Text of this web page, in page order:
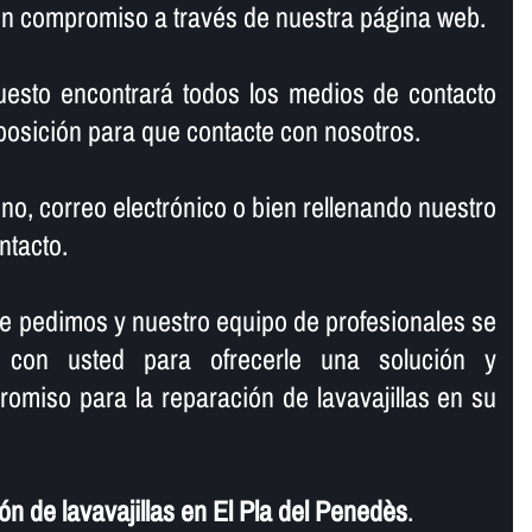
compromiso a través de nuestra página web.
encontrará todos los medios de contacto
para que contacte con nosotros.
correo electrónico o bien rellenando nuestro
pedimos y nuestro equipo de profesionales se
usted para ofrecerle una solución y
para la reparación de lavavajillas en su
de lavavajillas en El Pla del Penedès.